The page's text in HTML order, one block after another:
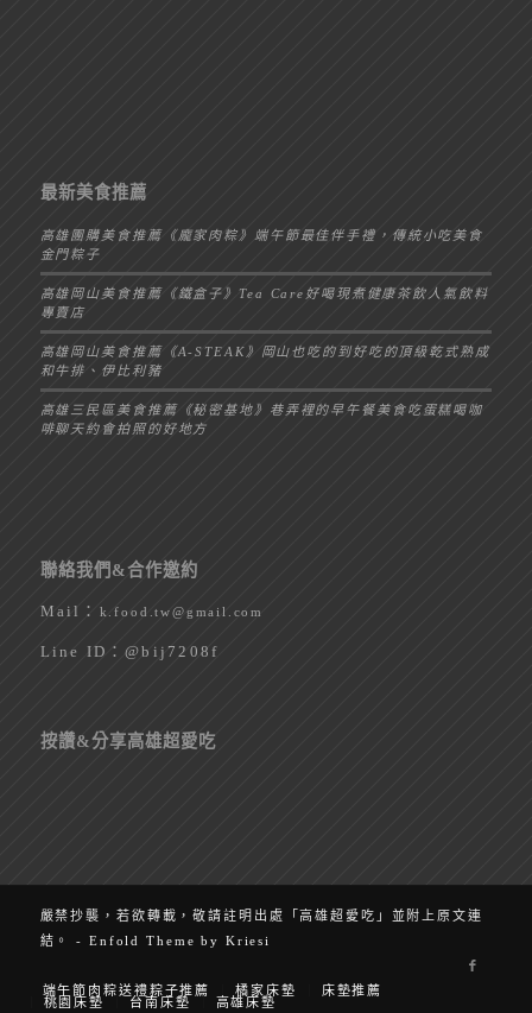
最新美食推薦
高雄團購美食推薦《龐家肉粽》端午節最佳伴手禮，傳統小吃美食
金門粽子
高雄岡山美食推薦《鐵盒子》Tea Care好喝現煮健康茶飲人氣飲料
專賣店
高雄岡山美食推薦《A-STEAK》岡山也吃的到好吃的頂級乾式熟成
和牛排、伊比利豬
高雄三民區美食推薦《秘密基地》巷弄裡的早午餐美食吃蛋糕喝咖
啡聊天約會拍照的好地方
聯絡我們&合作邀約
Mail： k.food.tw@gmail.com
Line ID：@bij7208f
按讚&分享高雄超愛吃
嚴禁抄襲，若欲轉載，敬請註明出處「高雄超愛吃」並附上原文連
結。 - Enfold Theme by Kriesi
端午節肉粽送禮粽子推薦 橘家床墊
床墊推薦
桃園床墊
台南床墊 高雄床墊